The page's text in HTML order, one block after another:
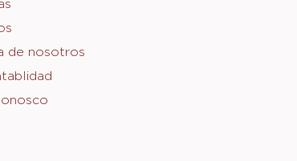
de nosotros